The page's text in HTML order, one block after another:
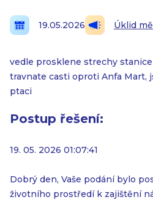
19.05.2026 Úklid
vedle prosklene strechy
travnate casti oproti Anfa Mart,
ptaci
Postup řešení:
19. 05. 2026 01:07:41
Dobrý den, Vaše podání bylo
životního prostředí k zajištění